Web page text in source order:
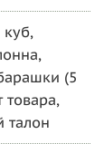
(5
товара,
талон